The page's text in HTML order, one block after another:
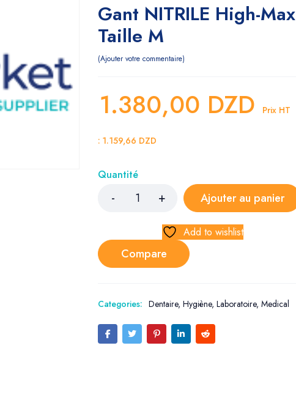
Gant NITRILE High-Max
Taille M
Ajouter votre commentaire
1.380,00 DZD Prix HT
: 1.159,66 DZD
Quantité
Ajouter au panier
Add to wishlist
Compare
Categories: Dentaire, Hygiène, Laboratoire, Medical